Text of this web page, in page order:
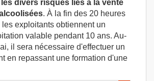
divers risques liés à la vente
. À la fin des 20 heures
exploitants obtiennent un
valable pendant 10 ans. Au-
il sera nécessaire d'effectuer un
en repassant une formation d'une